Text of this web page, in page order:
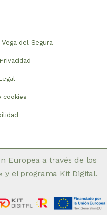
del Segura
cookies
Europea a través de los
y el programa Kit Digital.